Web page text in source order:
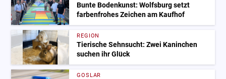
Bunte Bodenkunst: Wolfsburg setzt
farbenfrohes Zeichen am Kaufhof
REGION
Tierische Sehnsucht: Zwei Kaninchen
suchen ihr Glück
GOSLAR